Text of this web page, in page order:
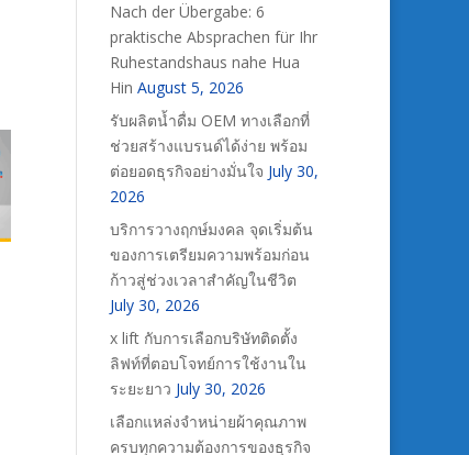
Nach der Übergabe: 6
praktische Absprachen für Ihr
Ruhestandshaus nahe Hua
Hin August 5, 2026
รับผลิตน้ำดื่ม OEM ทางเลือกที่
ช่วยสร้างแบรนด์ได้ง่าย พร้อม
ต่อยอดธุรกิจอย่างมั่นใจ July 30,
2026
บริการวางฤกษ์มงคล จุดเริ่มต้น
ของการเตรียมความพร้อมก่อน
ก้าวสู่ช่วงเวลาสำคัญในชีวิต
July 30, 2026
x lift กับการเลือกบริษัทติดตั้ง
ลิฟท์ที่ตอบโจทย์การใช้งานใน
ระยะยาว July 30, 2026
เลือกแหล่งจำหน่ายผ้าคุณภาพ
ครบทุกความต้องการของธุรกิจ